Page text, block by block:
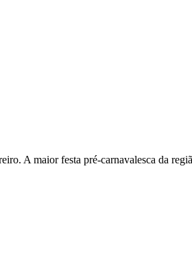
A maior festa pré-carnavalesca da